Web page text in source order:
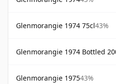
Glenmorangie 1974 75cl43%
Glenmorangie 1974 Bottled
Glenmorangie 197543%